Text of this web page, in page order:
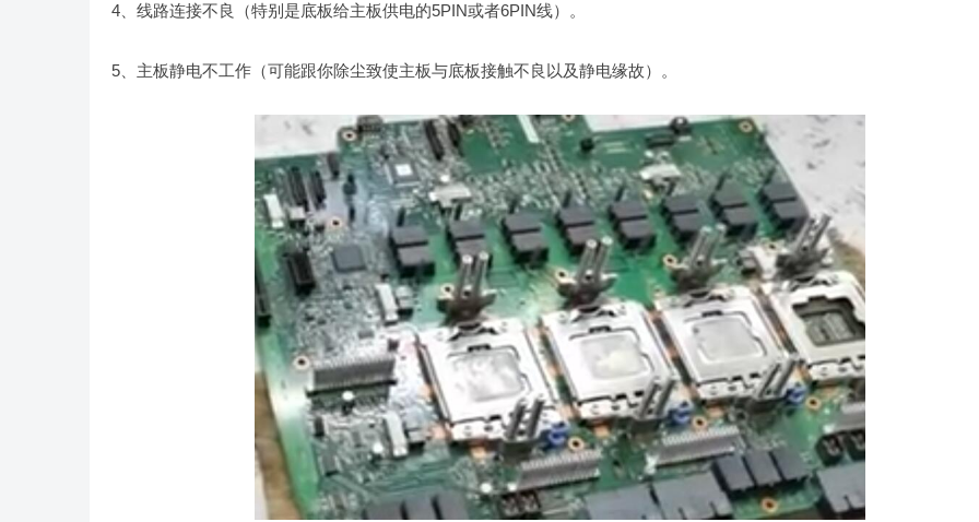
4、线路连接不良（特别是底板给主板供电的5PIN或者6PIN线）。
5、主板静电不工作（可能跟你除尘致使主板与底板接触不良以及静电缘故）。